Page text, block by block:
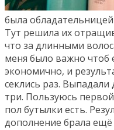
была
Тут решила их
что за длинными
меня было важно чтоб
экономично, и
секлись раз. Выпадали
три. Пользуюсь
пол бутылки есть.
дополнение брала ещё